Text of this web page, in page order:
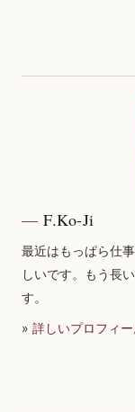
F.Ko-Ji
最近はもっぱら仕
しいです。もう長
す。
» 詳しいプロフィ